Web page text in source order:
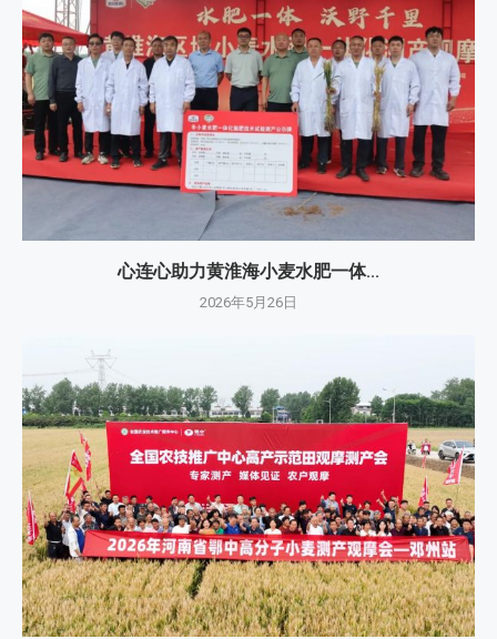
心连心助力黄淮海小麦水肥一体...
2026年5月26日